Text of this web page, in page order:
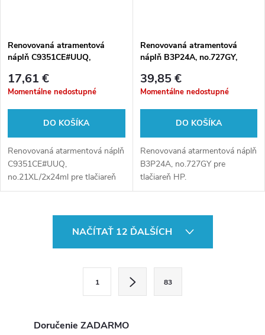
Renovovaná atramentová
náplň C9351CE#UUQ,
HP (multipack)
17,61 €
Momentálne nedostupné
DO KOŠÍKA
Renovovaná atarmentová náplň
C9351CE#UUQ,
no.21XL/2x24ml pre tlačiareň
HP.
Renovovaná atramentová
náplň B3P24A, no.727GY,
(BULK)
39,85 €
Momentálne nedostupné
DO KOŠÍKA
Renovovaná atarmentová náplň
B3P24A, no.727GY pre
tlačiareň HP.
NAČÍTAŤ 12 ĎALŠÍCH
1 83
Doručenie ZADARMO